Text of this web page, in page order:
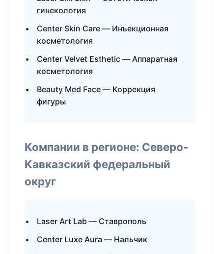
гинекология
Center Skin Care — Инъекционная
косметология
Center Velvet Esthetic — Аппаратная
косметология
Beauty Med Face — Коррекция
фигуры
Компании в регионе: Северо-
Кавказский федеральный
округ
Laser Art Lab — Ставрополь
Center Luxe Aura — Нальчик